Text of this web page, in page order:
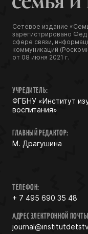
Сетевое издание
зарегистрировано
сфере связи,
коммуникаций
от 08 июня 2021 г.
УЧРЕДИТЕЛЬ:
ФГБНУ «Институт
воспитания»
ГЛАВНЫЙ РЕДАКТОР:
М. Драгушина
ТЕЛЕФОН:
+ 7 495 690 35 48
АДРЕС ЭЛЕКТРОННОЙ